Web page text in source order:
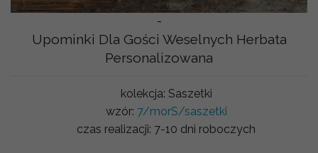
-
Upominki Dla Gości Weselnych Herbata
Personalizowana
kolekcja: Saszetki
wzór: 7/morS/saszetki
czas realizacji: 7-10 dni roboczych